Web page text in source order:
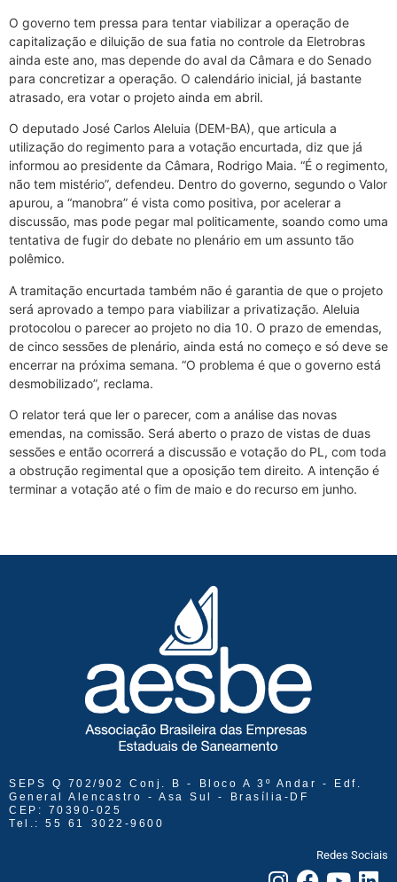
O governo tem pressa para tentar viabilizar a operação de
capitalização e diluição de sua fatia no controle da Eletrobras
ainda este ano, mas depende do aval da Câmara e do Senado
para concretizar a operação. O calendário inicial, já bastante
atrasado, era votar o projeto ainda em abril.
O deputado José Carlos Aleluia (DEM-BA), que articula a
utilização do regimento para a votação encurtada, diz que já
informou ao presidente da Câmara, Rodrigo Maia. “É o regimento,
não tem mistério”, defendeu. Dentro do governo, segundo o Valor
apurou, a “manobra” é vista como positiva, por acelerar a
discussão, mas pode pegar mal politicamente, soando como uma
tentativa de fugir do debate no plenário em um assunto tão
polêmico.
A tramitação encurtada também não é garantia de que o projeto
será aprovado a tempo para viabilizar a privatização. Aleluia
protocolou o parecer ao projeto no dia 10. O prazo de emendas,
de cinco sessões de plenário, ainda está no começo e só deve se
encerrar na próxima semana. “O problema é que o governo está
desmobilizado”, reclama.
O relator terá que ler o parecer, com a análise das novas
emendas, na comissão. Será aberto o prazo de vistas de duas
sessões e então ocorrerá a discussão e votação do PL, com toda
a obstrução regimental que a oposição tem direito. A intenção é
terminar a votação até o fim de maio e do recurso em junho.
SEPS Q 702/902 Conj. B - Bloco A 3º Andar - Edf.
General Alencastro - Asa Sul - Brasília-DF
CEP: 70390-025
Tel.: 55 61 3022-9600
Redes Sociais